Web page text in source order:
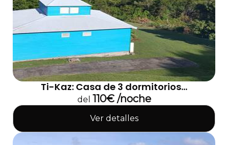
Ti-Kaz: Casa de 3 dormitorios...
del 110€ /noche
Ver detalles